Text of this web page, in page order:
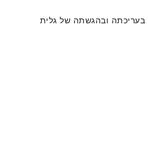
ובהגשתה של גלית